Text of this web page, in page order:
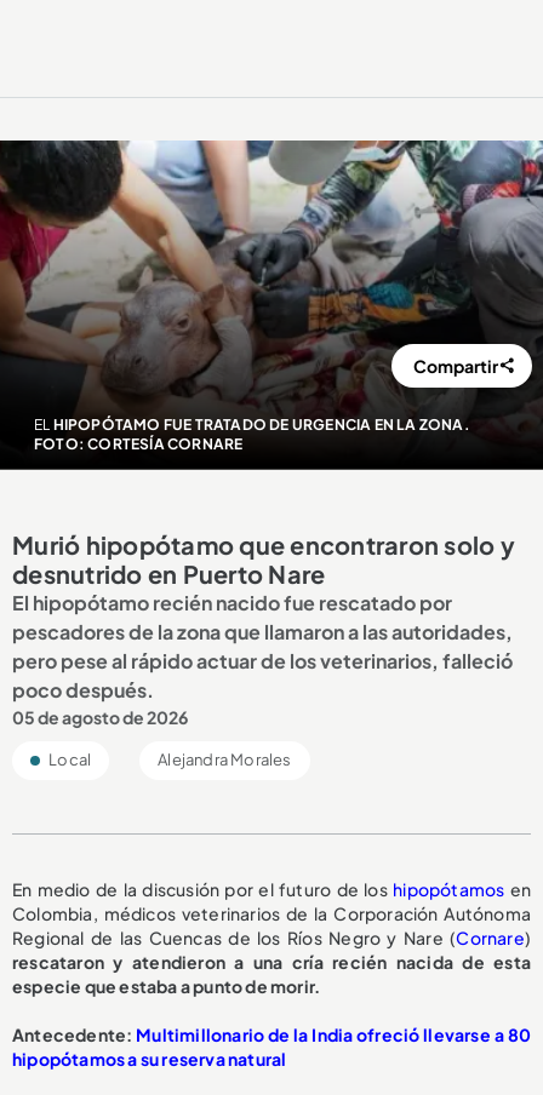
EL HIPOPÓTAMO FUE TRATADO DE URGENCIA EN LA ZONA.
FOTO: CORTESÍA CORNARE
Compartir
Murió hipopótamo que encontraron solo y
desnutrido en Puerto Nare
El hipopótamo recién nacido fue rescatado por
pescadores de la zona que llamaron a las autoridades,
pero pese al rápido actuar de los veterinarios, falleció
poco después.
05 de agosto de 2026
Local Alejandra Morales
En medio de la discusión por el futuro de los hipopótamos en
Colombia, médicos veterinarios de la Corporación Autónoma
Regional de las Cuencas de los Ríos Negro y Nare (Cornare)
rescataron y atendieron a una cría recién nacida de esta
especie que estaba a punto de morir.
Antecedente: Multimillonario de la India ofreció llevarse a 80
hipopótamos a su reserva natural